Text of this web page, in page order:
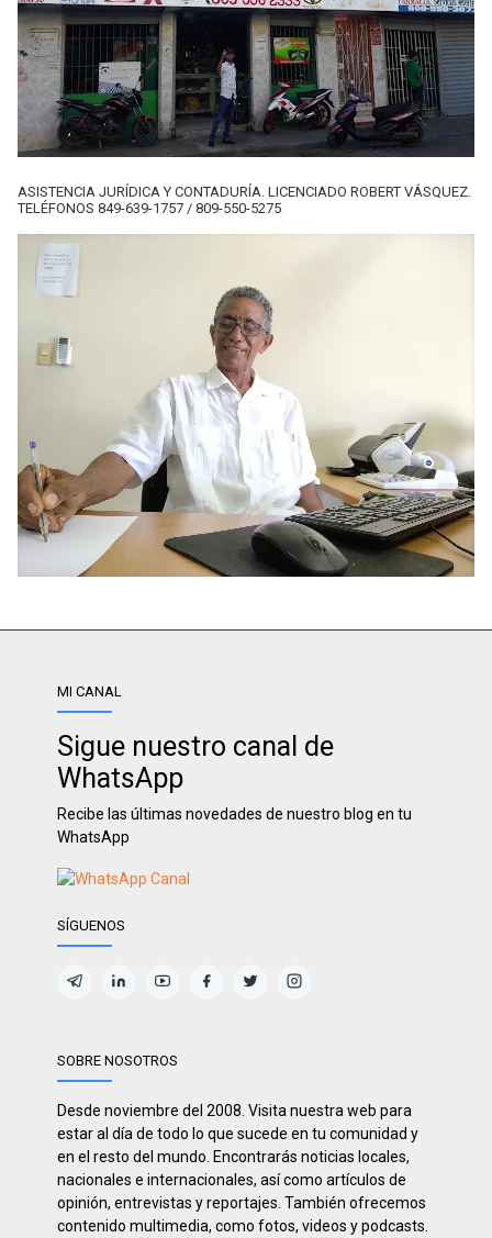
ASISTENCIA JURÍDICA Y CONTADURÍA. LICENCIADO ROBERT VÁSQUEZ.
TELÉFONOS 849-639-1757 / 809-550-5275
MI CANAL
Sigue nuestro canal de
WhatsApp
Recibe las últimas novedades de nuestro blog en tu
WhatsApp
SÍGUENOS
SOBRE NOSOTROS
Desde noviembre del 2008. Visita nuestra web para
estar al día de todo lo que sucede en tu comunidad y
en el resto del mundo. Encontrarás noticias locales,
nacionales e internacionales, así como artículos de
opinión, entrevistas y reportajes. También ofrecemos
contenido multimedia, como fotos, videos y podcasts.